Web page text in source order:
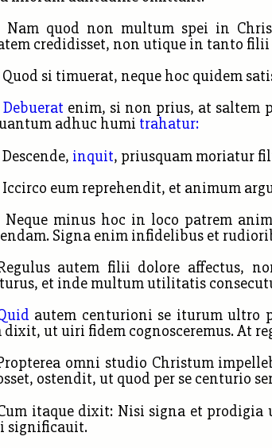
Nam quod non multum spei in
credidisset, non utique in tanto
Quod si timuerat, neque hoc quidem
Debuerat enim, si non prius, at saltem
adhuc humi trahatur:
Descende, inquit, priusquam moriatur
Iccirco eum reprehendit, et animum
Neque minus hoc in loco patrem
Signa enim infidelibus et
autem filii dolore affectus,
et inde multum utilitatis
autem centurioni se iturum ultro
ut uiri fidem cognosceremus. At
omni studio Christum
ostendit, ut quod per se centurio
itaque dixit: Nisi signa et
significauit.